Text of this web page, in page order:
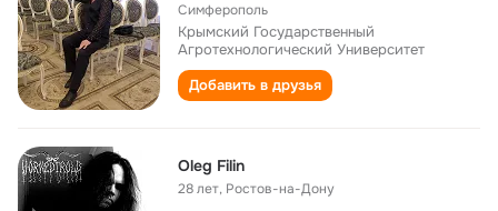
Симферополь
Крымский Государственный
Агротехнологический Университет
Добавить в друзья
Oleg Filin
28 лет, Ростов-на-Дону